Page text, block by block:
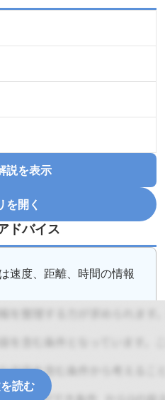
説を表示
を開く
ドバイス
速度、距離、時間の情報
読む